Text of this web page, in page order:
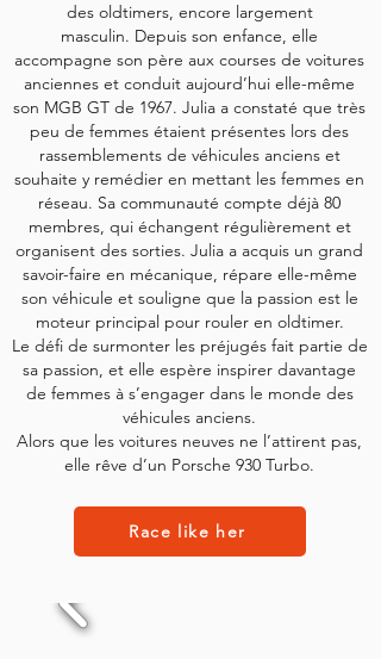
des oldtimers, encore largement
masculin. Depuis son enfance, elle
accompagne son père aux courses de voitures
anciennes et conduit aujourd’hui elle-même
son MGB GT de 1967. Julia a constaté que très
peu de femmes étaient présentes lors des
rassemblements de véhicules anciens et
souhaite y remédier en mettant les femmes en
réseau. Sa communauté compte déjà 80
membres, qui échangent régulièrement et
organisent des sorties. Julia a acquis un grand
savoir-faire en mécanique, répare elle-même
son véhicule et souligne que la passion est le
moteur principal pour rouler en oldtimer.
Le défi de surmonter les préjugés fait partie de
sa passion, et elle espère inspirer davantage
de femmes à s’engager dans le monde des
véhicules anciens.
Alors que les voitures neuves ne l’attirent pas,
elle rêve d’un Porsche 930 Turbo.
Race like her